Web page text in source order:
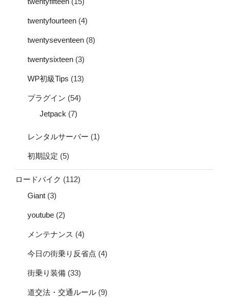
twentyfourteen (4)
twentyseventeen (8)
twentysixteen (3)
WP初級Tips (13)
プラグイン (54)
Jetpack (7)
レンタルサーバー (1)
初期設定 (5)
ロードバイク (112)
Giant (3)
youtube (2)
メンテナンス (4)
今日の街乗り反省点 (4)
街乗り装備 (33)
道交法・交通ルール (9)